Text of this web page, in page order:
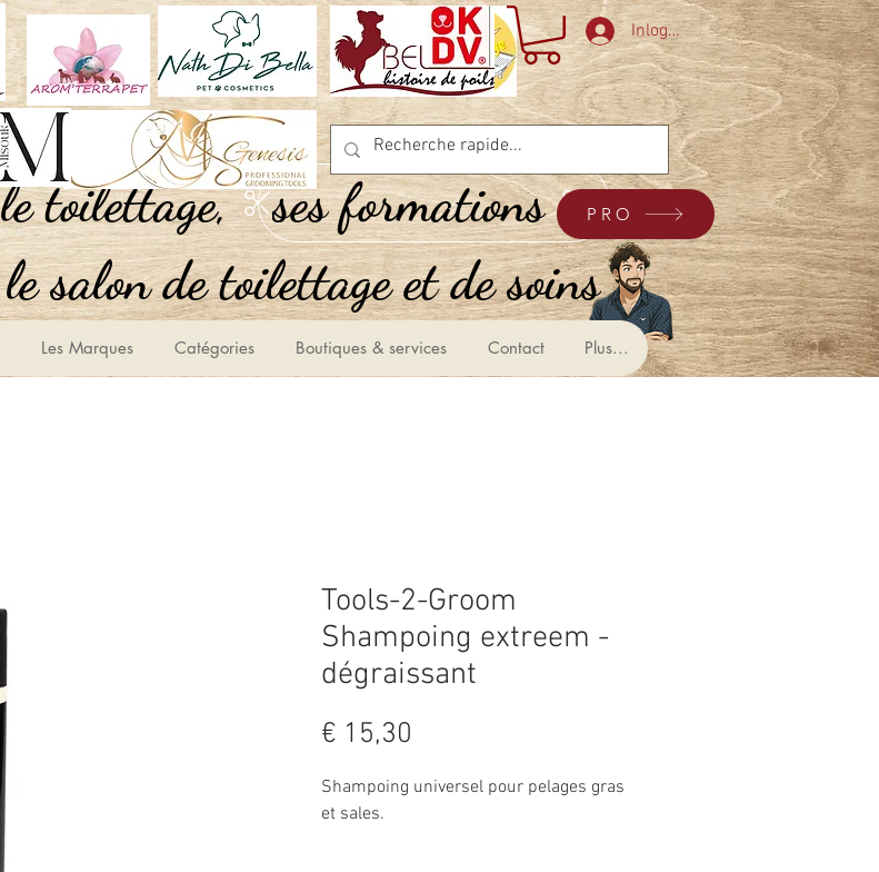
Inloggen
,Tout pour le toilettage
ses formations
le salon de toilettage et de soins &
Les Marques Catégories Boutiques & services Contact Plus...
PRO
Tools-2-Groom
Shampoing extreem -
dégraissant
€ 15,30
Shampoing universel pour pelages gras
et sales.